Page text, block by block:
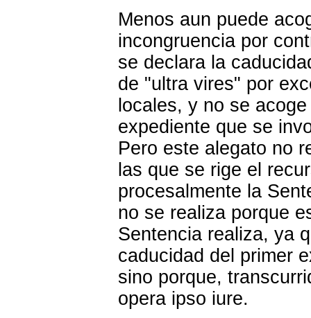
Menos aun puede
incongruencia por
se declara la
de "ultra vires" por
locales, y no se
expediente que se
Pero este alegato no
las que se rige el
procesalmente la
no se realiza porque
Sentencia realiza, ya
caducidad del primer
sino porque,
opera ipso iure.